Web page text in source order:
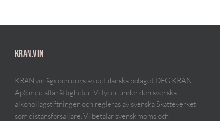
KRAN.VIN
KRAN.vin ägs och drivs av det danska bolaget DFG KRAN
ApS med alla rättigheter. Vi lyder under den svenska
alkohollagstiftningen och regleras av svenska Skatteverket
som distansförsäljare. Vi betalar svensk moms och